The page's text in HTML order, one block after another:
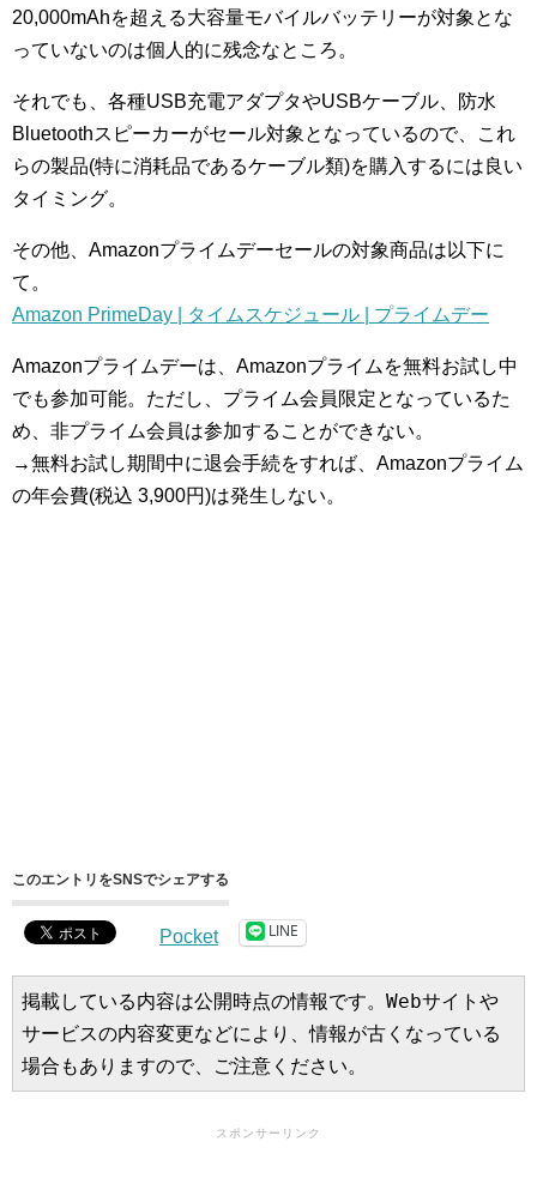
20,000mAhを超える大容量モバイルバッテリーが対象とな
っていないのは個人的に残念なところ。
それでも、各種USB充電アダプタやUSBケーブル、防水
Bluetoothスピーカーがセール対象となっているので、これ
らの製品(特に消耗品であるケーブル類)を購入するには良い
タイミング。
その他、Amazonプライムデーセールの対象商品は以下に
て。
Amazon PrimeDay | タイムスケジュール | プライムデー
Amazonプライムデーは、Amazonプライムを無料お試し中
でも参加可能。ただし、プライム会員限定となっているた
め、非プライム会員は参加することができない。
→無料お試し期間中に退会手続をすれば、Amazonプライム
の年会費(税込 3,900円)は発生しない。
このエントリをSNSでシェアする
Pocket LINE
掲載している内容は公開時点の情報です。Webサイトや
サービスの内容変更などにより、情報が古くなっている
場合もありますので、ご注意ください。
スポンサーリンク